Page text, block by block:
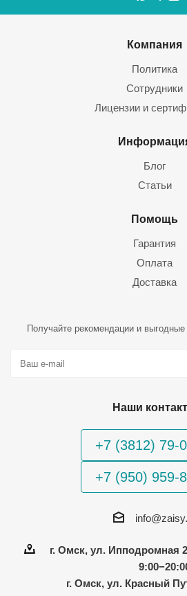
Компания
Политика
Сотрудники
Лицензии и
Блог
Статьи
Помощь
Гарантия
Оплата
Доставка
Получайте рекомендации и
Наши
+7 (3812) 79-
+7 (950) 959-
г. Омск, ул. Ипподромная
г. Омск, ул. Красный